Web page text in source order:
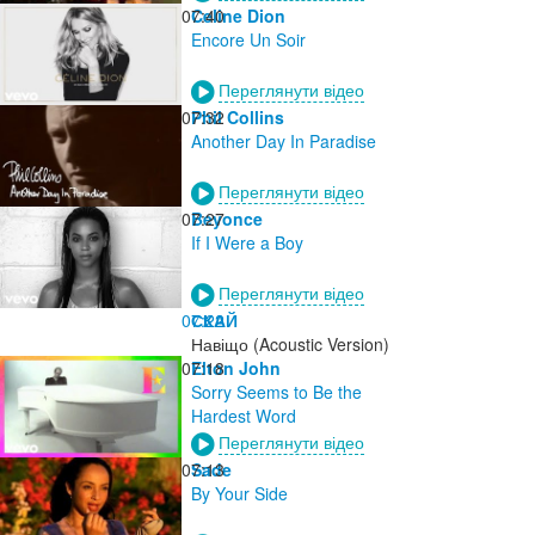
07:40
Celine Dion
Encore Un Soir
Переглянути відео
07:32
Phil Collins
Another Day In Paradise
Переглянути відео
07:27
Beyonce
If I Were a Boy
Переглянути відео
07:22
СКАЙ
Навіщо (Acoustic Version)
07:18
Elton John
Sorry Seems to Be the
Hardest Word
Переглянути відео
07:13
Sade
By Your Side